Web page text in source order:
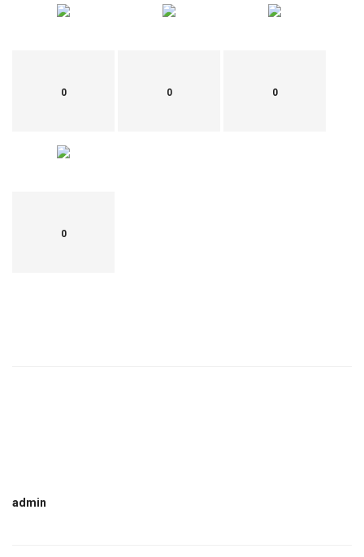
0 0 0
0
admin